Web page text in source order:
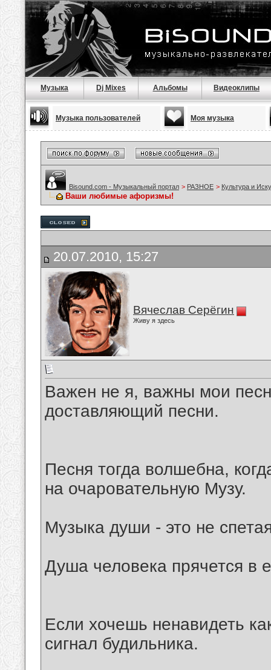
Музыка Dj Mixes Альбомы Видеоклипы
Музыка пользователей Моя музыка
Bisound.com - Музыкальный портал > РАЗНОЕ > Культура и
Ваши любимые афоризмы!
20.07.2010, 15:27
Вячеслав Серёгин
Живу я здесь
Важен не я, важны мои
доставляющий песни.
Песня тогда волшебна,
на очаровательную Музу.
Музыка души - это не
Душа человека прячется в
Если хочешь ненавидеть
сигнал будильника.